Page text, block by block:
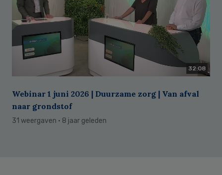
32:08
Webinar 1 juni 2026 | Duurzame zorg | Van afval
naar grondstof
31 weergaven · 8 jaar geleden